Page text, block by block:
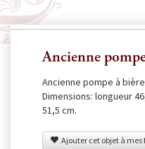
Ancienne
Ancienne pompe à
Dimensions: longueur
51,5 cm.
Ajouter cet objet à mes